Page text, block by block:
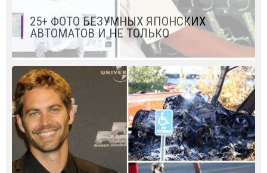
25+ ФОТО БЕЗУМНЫХ ЯПОНСКИХ
АВТОМАТОВ И НЕ ТОЛЬКО